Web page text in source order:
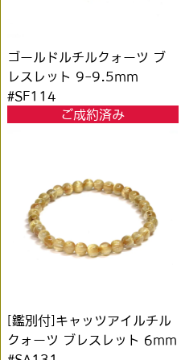
ゴールドルチルクォーツ ブ
レスレット 9-9.5mm
#SF114
ご成約済み
[鑑別付]キャッツアイルチル
クォーツ ブレスレット 6mm